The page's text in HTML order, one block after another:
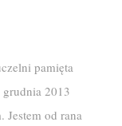
pamięta
2013
Jestem od rana